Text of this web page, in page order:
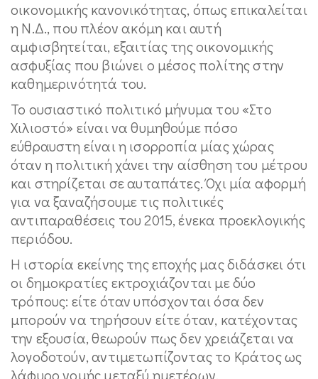
οικονομικής κανονικότητας, όπως επικαλείται
η Ν.Δ., που πλέον ακόμη και αυτή
αμφισβητείται, εξαιτίας της οικονομικής
ασφυξίας που βιώνει ο μέσος πολίτης στην
καθημερινότητά του.
Το ουσιαστικό πολιτικό μήνυμα του «Στο
Χιλιοστό» είναι να θυμηθούμε πόσο
εύθραυστη είναι η ισορροπία μίας χώρας
όταν η πολιτική χάνει την αίσθηση του μέτρου
και στηρίζεται σε αυταπάτες. Όχι μία αφορμή
για να ξαναζήσουμε τις πολιτικές
αντιπαραθέσεις του 2015, ένεκα προεκλογικής
περιόδου.
Η ιστορία εκείνης της εποχής μας διδάσκει ότι
οι δημοκρατίες εκτροχιάζονται με δύο
τρόπους: είτε όταν υπόσχονται όσα δεν
μπορούν να τηρήσουν είτε όταν, κατέχοντας
την εξουσία, θεωρούν πως δεν χρειάζεται να
λογοδοτούν, αντιμετωπίζοντας το Κράτος ως
λάφυρο νομής μεταξύ ημετέρων.